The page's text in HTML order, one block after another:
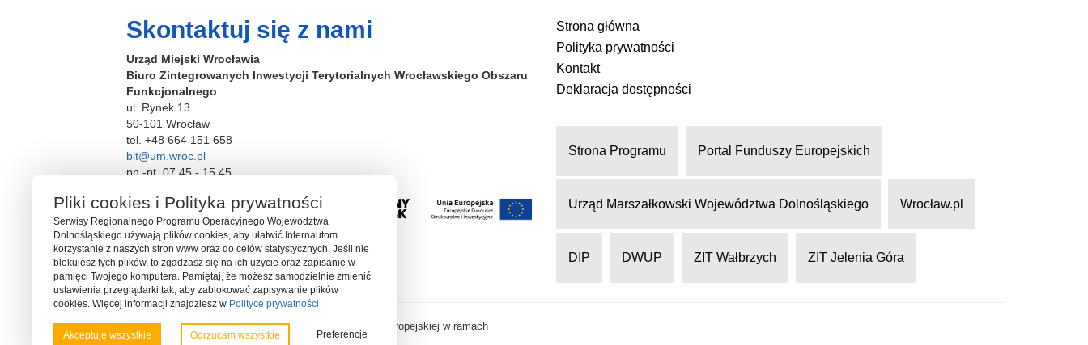
e
b
o
o
k
p
e
Skontaktuj się z nami
Urząd Miejski Wrocławia
Biuro Zintegrowanych Inwestycji Terytorialnych Wrocławskiego Obszaru
Funkcjonalnego
ul. Rynek 13
50-101 Wrocław
tel. +48 664 151 658
bit@um.wroc.pl
pn.-pt. 07.45 - 15.45
Strona główna
Polityka prywatności
Kontakt
Deklaracja dostępności
Strona Programu Portal Funduszy Europejskich
Urząd Marszałkowski Województwa Dolnośląskiego Wrocław.pl
DIP DWUP ZIT Wałbrzych ZIT Jelenia Góra
Serwis współfinansowany ze środków Funduszu Spójności Unii Europejskiej w ramach
Programu Operacyjnego Pomoc Techniczna 2014-2020
Pliki cookies i Polityka prywatności
Serwisy Regionalnego Programu Operacyjnego Województwa
Dolnośląskiego używają plików cookies, aby ułatwić Internautom
korzystanie z naszych stron www oraz do celów statystycznych. Jeśli nie
blokujesz tych plików, to zgadzasz się na ich użycie oraz zapisanie w
pamięci Twojego komputera. Pamiętaj, że możesz samodzielnie zmienić
ustawienia przeglądarki tak, aby zablokować zapisywanie plików
cookies. Więcej informacji znajdziesz w Polityce prywatności
Akceptuję wszystkie Odrzucam wszystkie Preferencje